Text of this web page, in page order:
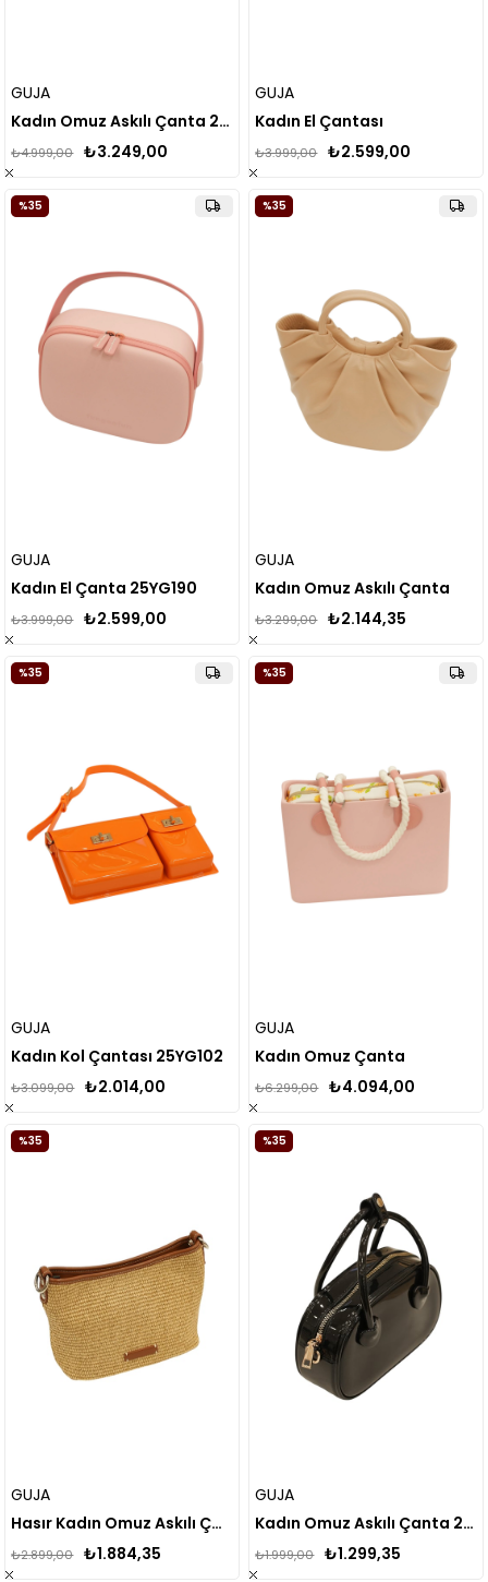
GUJA
Kadın Omuz Askılı Çanta 25YG225
₺3.249,00
₺4.999,00
GUJA
Kadın El Çantası
₺2.599,00
₺3.999,00
GUJA
Kadın El Çanta 25YG190
₺2.599,00
₺3.999,00
%35
GUJA
Kadın Omuz Askılı Çanta
₺2.144,35
₺3.299,00
%35
GUJA
Kadın Kol Çantası 25YG102
₺2.014,00
₺3.099,00
%35
GUJA
Kadın Omuz Çanta
₺4.094,00
₺6.299,00
%35
GUJA
Hasır Kadın Omuz Askılı Çanta
₺1.884,35
₺2.899,00
%35
GUJA
Kadın Omuz Askılı Çanta 25YG106
₺1.299,35
₺1.999,00
%35